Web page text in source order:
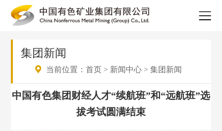
集团新闻
当前位置：首页 > 新闻中心 >集团新闻
中国有色集团财经人才“续航班”和“远航班”选
拔考试圆满结束